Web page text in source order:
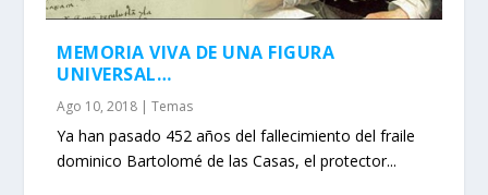
MEMORIA VIVA DE UNA FIGURA
UNIVERSAL…
Ago 10, 2018 |Temas
Ya han pasado 452 años del fallecimiento del fraile
dominico Bartolomé de las Casas, el protector...